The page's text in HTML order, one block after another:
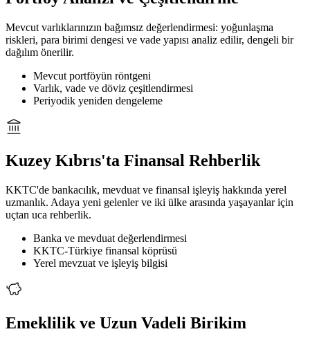
Mevcut varlıklarınızın bağımsız değerlendirmesi: yoğunlaşma
riskleri, para birimi dengesi ve vade yapısı analiz edilir, dengeli bir
dağılım önerilir.
Mevcut portföyün röntgeni
Varlık, vade ve döviz çeşitlendirmesi
Periyodik yeniden dengeleme
Kuzey Kıbrıs'ta Finansal Rehberlik
KKTC'de bankacılık, mevduat ve finansal işleyiş hakkında yerel
uzmanlık. Adaya yeni gelenler ve iki ülke arasında yaşayanlar için
uçtan uca rehberlik.
Banka ve mevduat değerlendirmesi
KKTC-Türkiye finansal köprüsü
Yerel mevzuat ve işleyiş bilgisi
Emeklilik ve Uzun Vadeli Birikim